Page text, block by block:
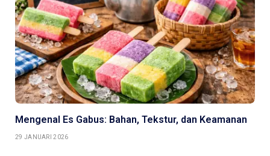
Mengenal Es Gabus: Bahan, Tekstur, dan Keamanan
29 JANUARI 2026